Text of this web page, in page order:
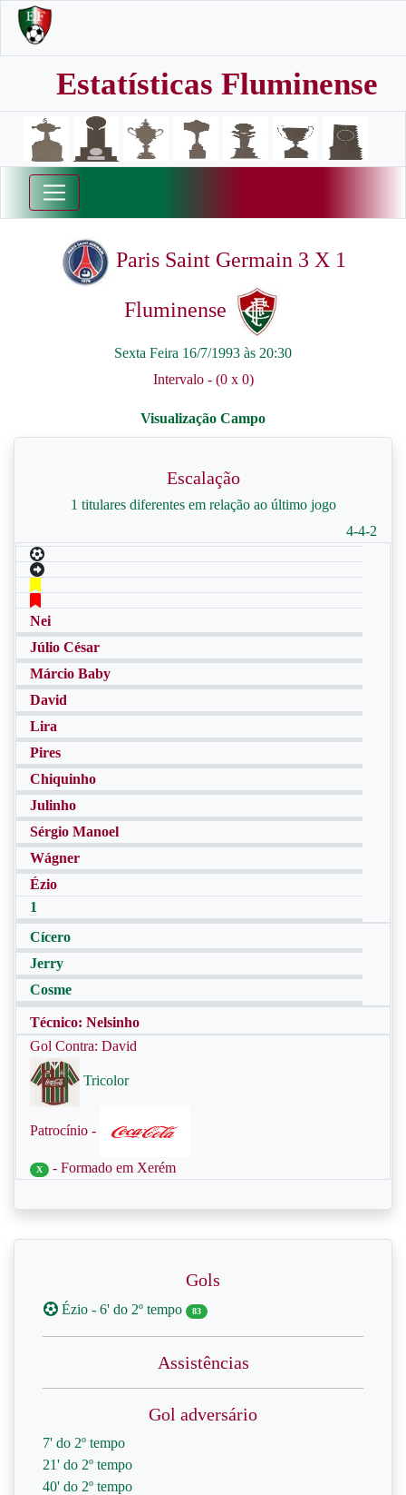
Estatísticas Fluminense
Paris Saint Germain 3 X 1
Fluminense
Sexta Feira 16/7/1993 às 20:30
Intervalo - (0 x 0)
Escalação
1 titulares diferentes em relação ao último jogo
4-4-2
Nei
Júlio César
Márcio Baby
David
Lira
Pires
Chiquinho
Julinho
Sérgio Manoel
Wágner
Ézio
1
Cícero
Jerry
Cosme
Técnico: Nelsinho
Gol Contra: David
Tricolor
Patrocínio -
X - Formado em Xerém
Gols
Ézio - 6' do 2º tempo 83
Assistências
Gol adversário
7' do 2º tempo
21' do 2º tempo
40' do 2º tempo